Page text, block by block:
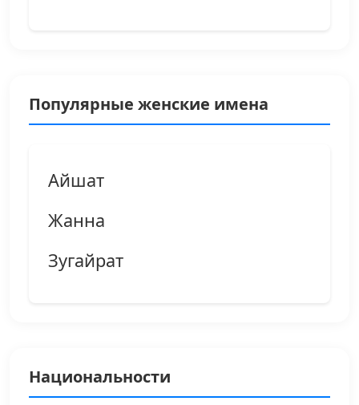
Популярные женские имена
Айшат
Жанна
Зугайрат
Национальности